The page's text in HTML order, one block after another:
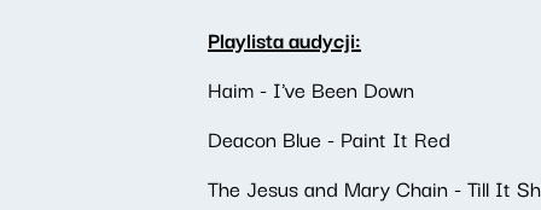
Playlista audycji:
Haim - I've Been Down
Deacon Blue - Paint It Red
The Jesus and Mary Chain - Till It